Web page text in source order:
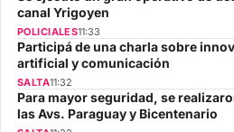
canal Yrigoyen
POLICIALES11:33
Participá de una charla sobre
artificial y comunicación
SALTA11:32
Para mayor seguridad, se
las Avs. Paraguay y Bicentenario